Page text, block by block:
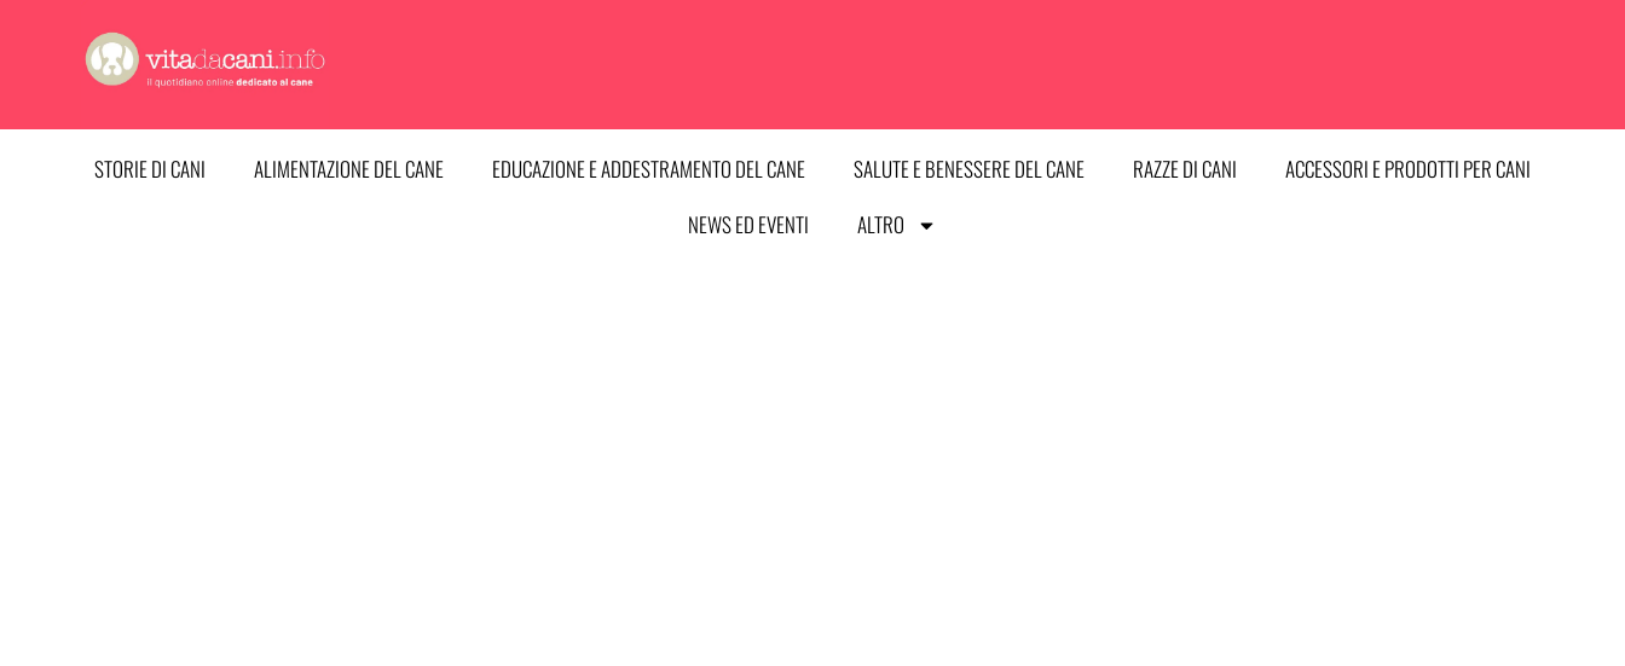
contenuto
STORIE DI CANI ALIMENTAZIONE DEL CANE EDUCAZIONE E ADDESTRAMENTO DEL CANE SALUTE E BENESSERE DEL CANE RAZZE DI CANI
ACCESSORI E PRODOTTI PER CANI
NEWS ED EVENTI
ALTRO